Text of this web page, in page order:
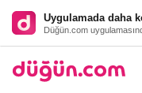
Uygulamada daha
Düğün.com